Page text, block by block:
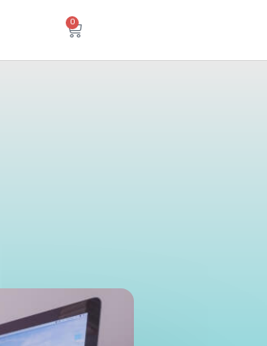
0
購
籃